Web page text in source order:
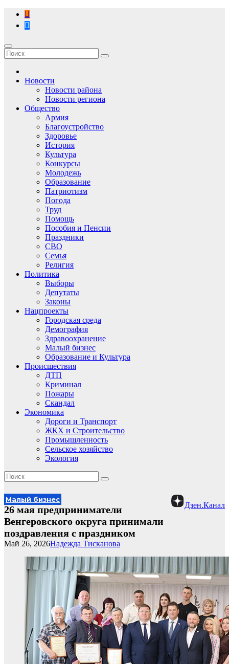
Перейти
содержимому
Новости
Новости района
Новости региона
Общество
Армия
Благоустройство
Здоровье
История
Культура
Конкурсы
Молодежь
Образование
Патриотизм
Погода
Труд
Помощь
Пособия и Пенсии
Праздники
СВО
Семья
Религия
Политика
Выборы
Депутаты
Законы
Нацпроекты
Городская среда
Демография
Здравоохранение
Малый бизнес
Образование и Культура
Происшествия
ДТП
Криминал
Пожары
Скандал
Экономика
Дороги и Транспорт
ЖКХ и Строительство
Промышленность
Сельское хозяйство
Экология
Малый бизнес
Дзен.Канал
26 мая предприниматели
Венгеровского округа принимали
поздравления с праздником
Надежда Тисканова
Май 26, 2026